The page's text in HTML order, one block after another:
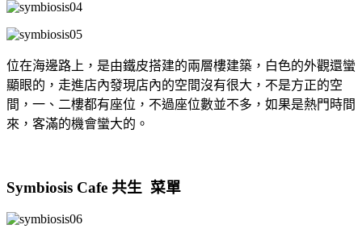
位在海邊路上，是由鐵皮搭建的兩層樓建築，白色的外觀還蠻
顯眼的，走進店內發現店內的空間沒有很大，不是方正的空
間，一、二樓都有座位，不過座位數並不多，如果是熱門時間
來，客滿的機會蠻大的。
Symbiosis Cafe 共生 菜單